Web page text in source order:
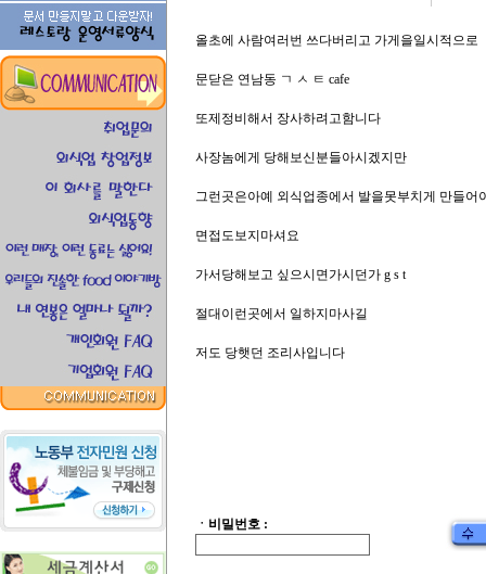
올초에 사람여러번 쓰다버리고 가게을일시적으로
문닫은 연남동 ㄱ ㅅ ㅌ cafe
또제정비해서 장사하려고함니다
사장놈에게 당해보신분들아시겠지만
그런곳은아예 외식업종에서 발을못부치게 만들어
면접도보지마셔요
가서당해보고 싶으시면가시던가 g s t
절대이런곳에서 일하지마사길
저도 당햇던 조리사입니다
ㆍ비밀번호 :